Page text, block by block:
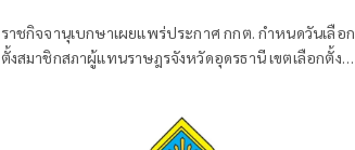
ราชกิจจานุเบกษาเผยแพร่ประกาศ กกต. กำหนดวันเลือก
ตั้งสมาชิกสภาผู้แทนราษฎรจังหวัดอุดรธานี เขตเลือกตั้งที่